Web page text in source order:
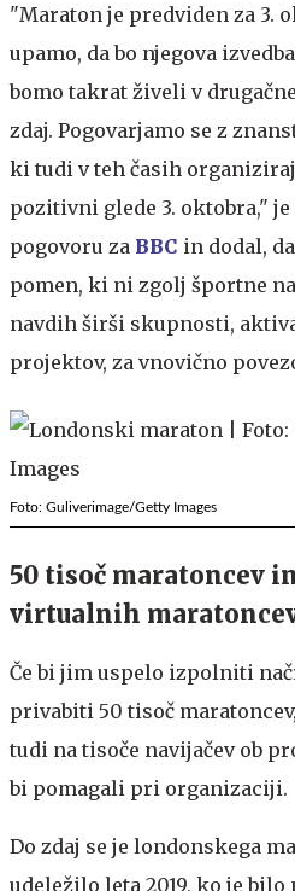
"Maraton je predviden za 3.
upamo, da bo njegova
bomo takrat živeli v
zdaj. Pogovarjamo se z
ki tudi v teh časih
pozitivni glede 3. oktobra,"
pogovoru za BBC in dodal,
pomen, ki ni zgolj športne
navdih širši skupnosti,
projektov, za vnovično
Foto: Guliverimage/Getty Images
50 tisoč maratoncev
virtualnih
Če bi jim uspelo izpolniti
privabiti 50 tisoč
tudi na tisoče navijačev ob
bi pomagali pri organizaciji.
Do zdaj se je londonskega
udeležilo leta 2019, ko je